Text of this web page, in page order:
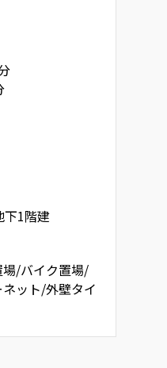
1階建
/バイク置場/
ット/外壁タイ